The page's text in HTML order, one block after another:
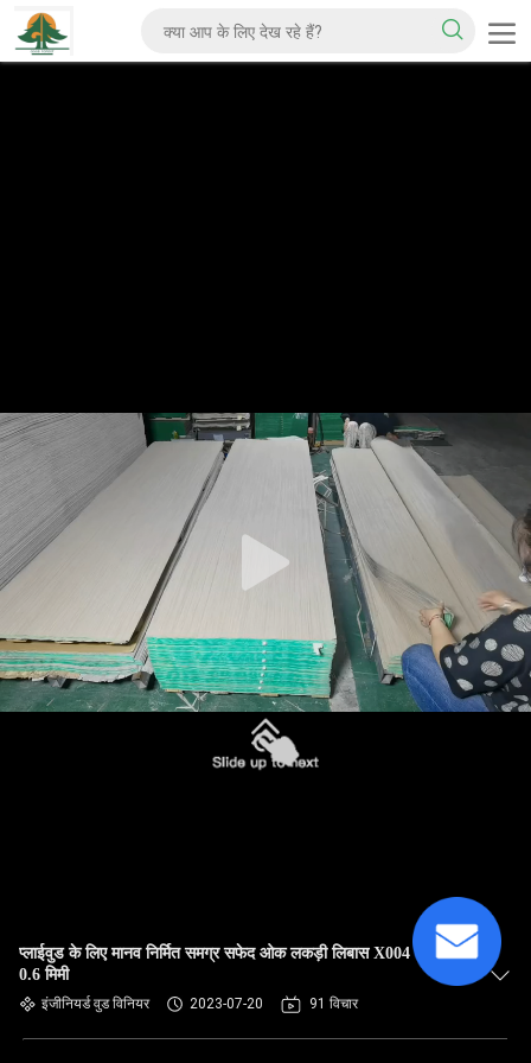
प्लाईवुड के लिए मानव निर्मित समग्र सफेद ओक लकड़ी लिबास X004 0.15-
0.6 मिमी
इंजीनियर्ड वुड विनियर 2023-07-20 91 विचार